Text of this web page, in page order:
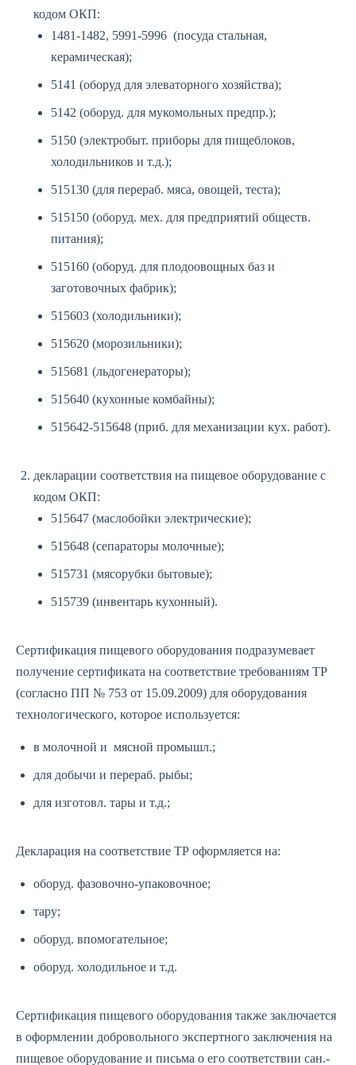
кодом ОКП:
1481-1482, 5991-5996 (посуда стальная,
керамическая);
5141 (оборуд для элеваторного хозяйства);
5142 (оборуд. для мукомольных предпр.);
5150 (электробыт. приборы для пищеблоков,
холодильников и т.д.);
515130 (для перераб. мяса, овощей, теста);
515150 (оборуд. мех. для предприятий обществ.
питания);
515160 (оборуд. для плодоовощных баз и
заготовочных фабрик);
515603 (холодильники);
515620 (морозильники);
515681 (льдогенераторы);
515640 (кухонные комбайны);
515642-515648 (приб. для механизации кух. работ).
декларации соответствия на пищевое оборудование с
кодом ОКП:
515647 (маслобойки электрические);
515648 (сепараторы молочные);
515731 (мясорубки бытовые);
515739 (инвентарь кухонный).
Сертификация пищевого оборудования подразумевает
получение сертификата на соответствие требованиям ТР
(согласно ПП № 753 от 15.09.2009) для оборудования
технологического, которое используется:
в молочной и мясной промышл.;
для добычи и перераб. рыбы;
для изготовл. тары и т.д.;
Декларация на соответствие ТР оформляется на:
оборуд. фазовочно-упаковочное;
тару;
оборуд. впомогательное;
оборуд. холодильное и т.д.
Сертификация пищевого оборудования также заключается
в оформлении добровольного экспертного заключения на
пищевое оборудование и письма о его соответствии сан.-